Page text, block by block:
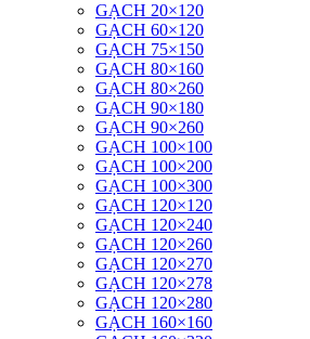
GẠCH 20×120
GẠCH 60×120
GẠCH 75×150
GẠCH 80×160
GẠCH 80×260
GẠCH 90×180
GẠCH 90×260
GẠCH 100×100
GẠCH 100×200
GẠCH 100×300
GẠCH 120×120
GẠCH 120×240
GẠCH 120×260
GẠCH 120×270
GẠCH 120×278
GẠCH 120×280
GẠCH 160×160